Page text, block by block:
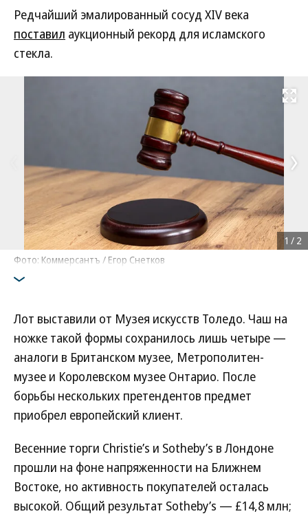
Редчайший эмалированный сосуд XIV века
поставил аукционный рекорд для исламского
стекла.
Развернуть
Фото: Коммерсантъ / Егор Снетков
1 / 2
Лот выставили от Музея искусств Толедо. Чаш на
ножке такой формы сохранилось лишь четыре —
аналоги в Британском музее, Метрополитен-
музее и Королевском музее Онтарио. После
борьбы нескольких претендентов предмет
приобрел европейский клиент.
Весенние торги Christie’s и Sotheby’s в Лондоне
прошли на фоне напряженности на Ближнем
Востоке, но активность покупателей осталась
высокой. Общий результат Sotheby’s — £14,8 млн;